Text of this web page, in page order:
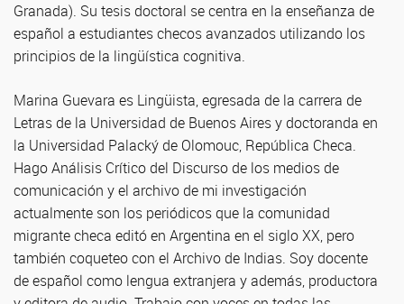
Granada). Su tesis doctoral se centra en la enseñanza de
español a estudiantes checos avanzados utilizando los
principios de la lingüística cognitiva.
Marina Guevara es Lingüista, egresada de la carrera de
Letras de la Universidad de Buenos Aires y doctoranda en
la Universidad Palacký de Olomouc, República Checa.
Hago Análisis Crítico del Discurso de los medios de
comunicación y el archivo de mi investigación
actualmente son los periódicos que la comunidad
migrante checa editó en Argentina en el siglo XX, pero
también coqueteo con el Archivo de Indias. Soy docente
de español como lengua extranjera y además, productora